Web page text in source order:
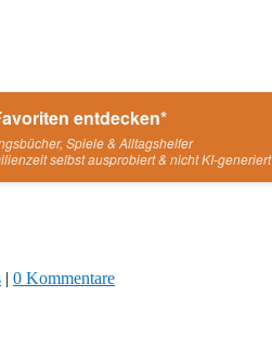
entdecken*
Spiele & Alltagshelfer
selbst ausprobiert & nicht KI-generiert
| 0 Kommentare